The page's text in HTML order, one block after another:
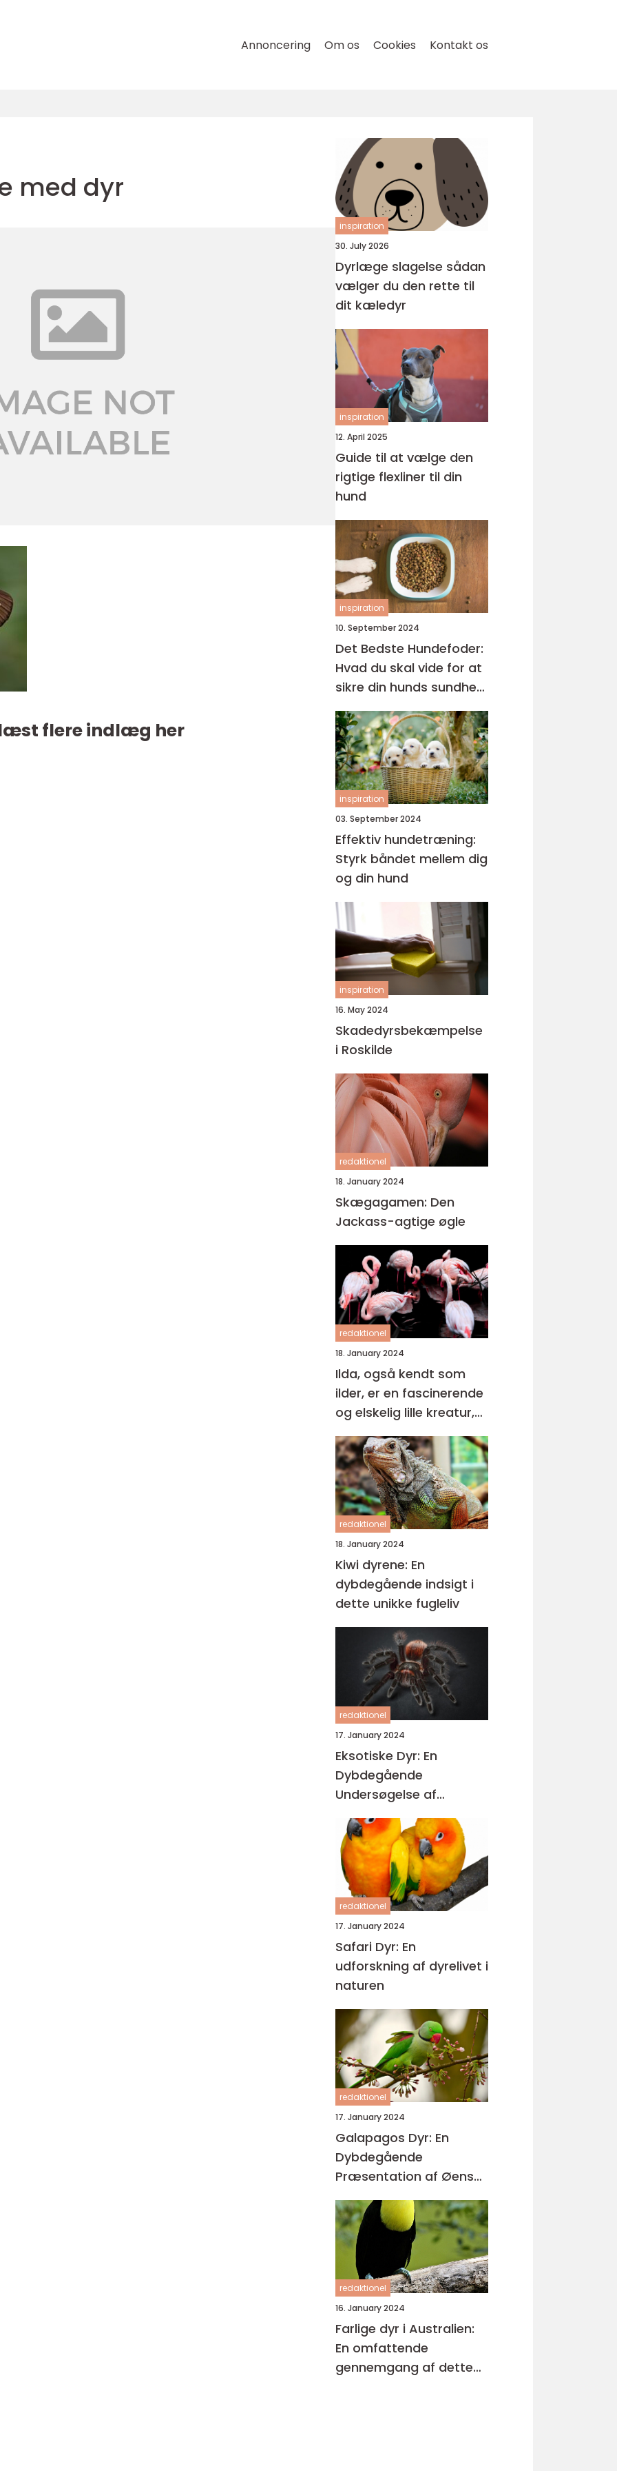
Annoncering Om os Cookies Kontakt os
med dyr
flere indlæg her
inspiration
30. July 2026
Dyrlæge slagelse sådan
vælger du den rette til
dit kæledyr
inspiration
12. April 2025
Guide til at vælge den
rigtige flexliner til din
hund
inspiration
10. September 2024
Det Bedste Hundefoder:
Hvad du skal vide for at
sikre din hunds sundhed
og trivsel
inspiration
03. September 2024
Effektiv hundetræning:
Styrk båndet mellem dig
og din hund
inspiration
16. May 2024
Skadedyrsbekæmpelse
i Roskilde
redaktionel
18. January 2024
Skægagamen: Den
Jackass-agtige øgle
redaktionel
18. January 2024
Ilda, også kendt som
ilder, er en fascinerende
og elskelig lille kreatur,
der tilhører
mustelslægten
redaktionel
18. January 2024
Kiwi dyrene: En
dybdegående indsigt i
dette unikke fugleliv
redaktionel
17. January 2024
Eksotiske Dyr: En
Dybdegående
Undersøgelse af
Fascinerende
Skabninger
redaktionel
17. January 2024
Safari Dyr: En
udforskning af dyrelivet i
naturen
redaktionel
17. January 2024
Galapagos Dyr: En
Dybdegående
Præsentation af Øens
Enestående Skabninger
redaktionel
16. January 2024
Farlige dyr i Australien:
En omfattende
gennemgang af dette